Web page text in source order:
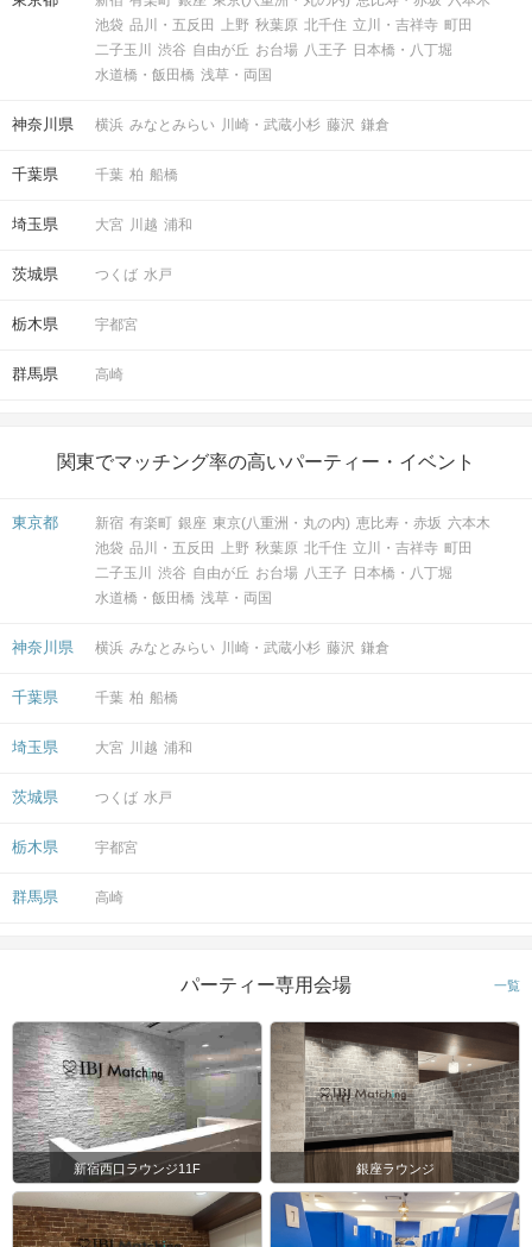
池袋 品川・五反田 上野 秋葉原 北千住 立川・吉祥寺 町田
二子玉川
渋谷 自由が丘 お台場 八王子 日本橋・八丁堀
水道橋・飯田橋 浅草・両国
神奈川県 横浜 みなとみらい 川崎・武蔵小杉 藤沢 鎌倉
千葉県 千葉 柏 船橋
埼玉県 大宮 川越 浦和
茨城県 つくば 水戸
栃木県 宇都宮
群馬県 高崎
関東でマッチング率の高いパーティー・イベント
東京都 新宿 有楽町 銀座 東京(八重洲・丸の内) 恵比寿・赤坂 六本木
池袋 品川・五反田 上野 秋葉原 北千住 立川・吉祥寺 町田
二子玉川
渋谷 自由が丘 お台場 八王子 日本橋・八丁堀
水道橋・飯田橋 浅草・両国
神奈川県 横浜 みなとみらい 川崎・武蔵小杉 藤沢 鎌倉
千葉県 千葉 柏 船橋
埼玉県 大宮 川越 浦和
茨城県 つくば 水戸
栃木県 宇都宮
群馬県 高崎
パーティー専用会場 一覧
新宿西口ラウンジ11F 銀座ラウンジ